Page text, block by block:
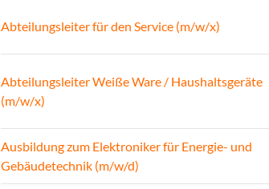
Abteilungsleiter für den Service (m/w/x)
Abteilungsleiter Weiße Ware / Haushaltsgeräte
(m/w/x)
Ausbildung zum Elektroniker für Energie- und
Gebäudetechnik (m/w/d)